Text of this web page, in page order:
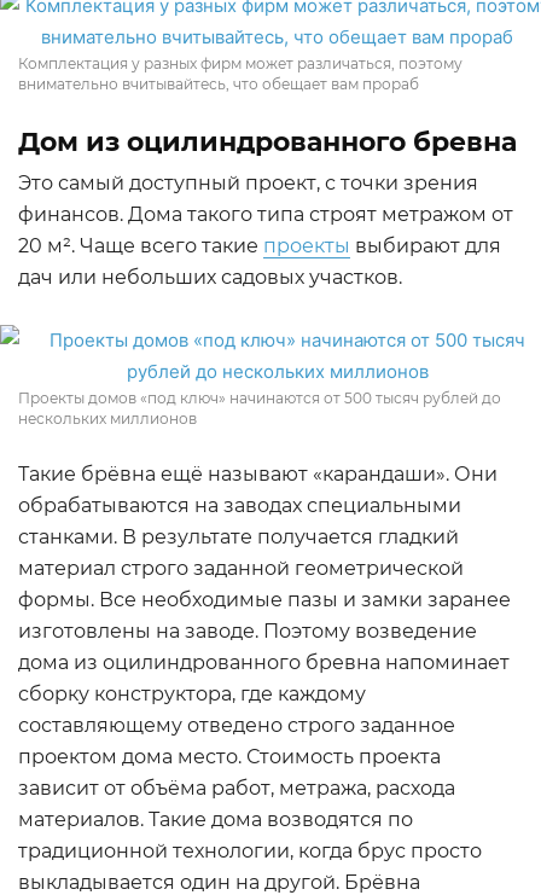
Комплектация у разных фирм может различаться, поэтому
внимательно вчитывайтесь, что обещает вам прораб
Дом из оцилиндрованного бревна
Это самый доступный проект, с точки зрения
финансов. Дома такого типа строят метражом от
20 м². Чаще всего такие проекты выбирают для
дач или небольших садовых участков.
Проекты домов «под ключ» начинаются от 500 тысяч рублей до
нескольких миллионов
Такие брёвна ещё называют «карандаши». Они
обрабатываются на заводах специальными
станками. В результате получается гладкий
материал строго заданной геометрической
формы. Все необходимые пазы и замки заранее
изготовлены на заводе. Поэтому возведение
дома из оцилиндрованного бревна напоминает
сборку конструктора, где каждому
составляющему отведено строго заданное
проектом дома место. Стоимость проекта
зависит от объёма работ, метража, расхода
материалов. Такие дома возводятся по
традиционной технологии, когда брус просто
выкладывается один на другой. Брёвна